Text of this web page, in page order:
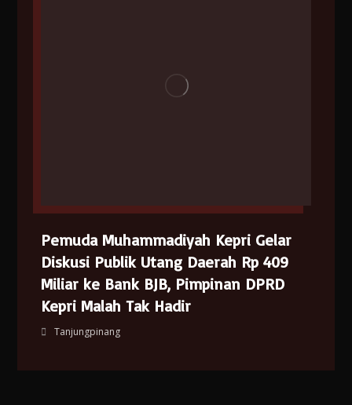
Pemuda Muhammadiyah Kepri Gelar
Diskusi Publik Utang Daerah Rp 409
Miliar ke Bank BJB, Pimpinan DPRD
Kepri Malah Tak Hadir
Tanjungpinang